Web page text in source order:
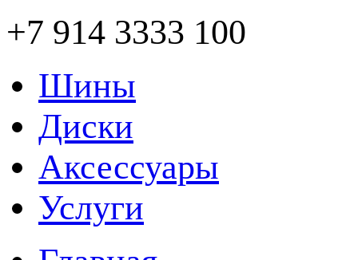
+7 914 3333 100
Шины
Диски
Аксессуары
Услуги